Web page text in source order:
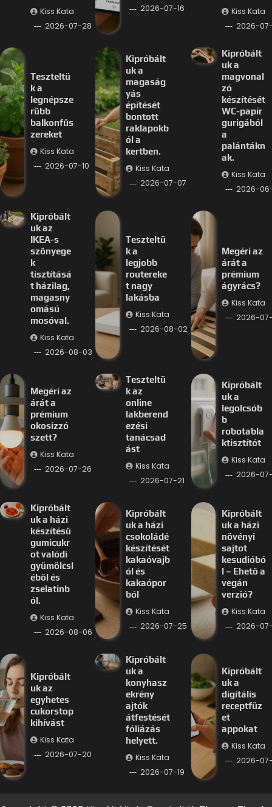
Kiss Kata
2026-07-28
2026-07-16
Kiss Kata
2026-
Teszteltü
k a
legnépsze
rűbb
balkonfűs
zereket
Kiss Kata
2026-07-10
Kipróbált
uk a
magaság
yás
építését
bontott
raklapokb
ól a
kertben.
Kiss Kata
2026-07-07
Kipróbált
uk a
magvonal
zó
készítését
WC-papír
gurigából
a
palántákn
ak.
Kiss Kata
2026-
Kipróbált
uk az
IKEA-s
szőnyege
k
tisztításá
t házilag,
magasny
omású
mosóval.
Kiss Kata
2026-08-03
Teszteltü
k a
legjobb
routereke
t nagy
lakásba
Kiss Kata
2026-08-02
Megéri az
árát a
prémium
ágyrács?
Kiss Kata
2026-
Megéri az
árát a
prémium
okosizzó
szett?
Kiss Kata
2026-07-26
Teszteltü
k az
online
lakberend
ezési
tanácsad
ást
Kiss Kata
2026-07-21
Kipróbált
uk a
legolcsób
b
robotabla
ktisztítót
Kiss Kata
2026-
Kipróbált
uk a házi
készítésű
gumicukr
ot valódi
gyümölcsl
éből és
zselatinb
ól.
Kiss Kata
2026-08-06
Kipróbált
uk a házi
csokoládé
készítését
kakaóvajb
ól és
kakaópor
ból
Kiss Kata
2026-07-25
Kipróbált
uk a házi
növényi
sajtot
kesudióbó
l – Ehető a
vegán
verzió?
Kiss Kata
2026-
Kipróbált
uk az
egyhetes
cukorstop
kihívást
Kiss Kata
2026-07-20
Kipróbált
uk a
konyhasz
ekrény
ajtók
átfestését
fóliázás
helyett.
Kiss Kata
2026-07-19
Kipróbált
uk a
digitális
receptfüz
et
appokat
Kiss Kata
2026-